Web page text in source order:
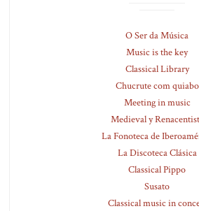
O Ser da Música
Music is the key
Classical Library
Chucrute com quiabo
Meeting in music
Medieval y
La Fonoteca de
La Discoteca Clásica
Classical Pippo
Susato
Classical music in